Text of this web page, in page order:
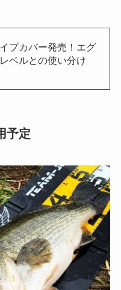
プカバー発売！エグ
ベルとの使い分け
予定